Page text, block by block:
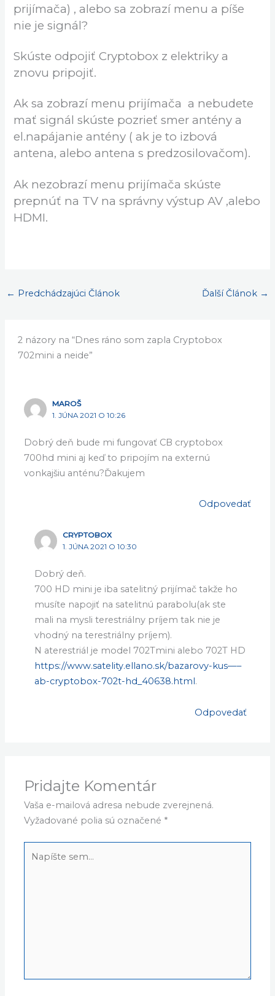
prijímača) , alebo sa zobrazí menu a píše
nie je signál?
Skúste odpojiť Cryptobox z elektriky a
znovu pripojiť.
Ak sa zobrazí menu prijímača a nebudete
mať signál skúste pozrieť smer antény a
el.napájanie antény ( ak je to izbová
antena, alebo antena s predzosilovačom).
Ak nezobrazí menu prijímača skúste
prepnúť na TV na správny výstup AV ,alebo
HDMI.
← Predchádzajúci Článok Ďalší Článok →
2 názory na “Dnes ráno som zapla Cryptobox
702mini a neide”
MAROŠ
1. JÚNA 2021 O 10:26
Dobrý deň bude mi fungovať CB cryptobox
700hd mini aj keď to pripojím na externú
vonkajšiu anténu?Ďakujem
Odpovedať
CRYPTOBOX
1. JÚNA 2021 O 10:30
Dobrý deň.
700 HD mini je iba satelitný prijímač takže ho
musíte napojiť na satelitnú parabolu(ak ste
mali na mysli terestriálny príjem tak nie je
vhodný na terestriálny príjem).
N aterestriál je model 702Tmini alebo 702T HD
https://www.satelity.ellano.sk/bazarovy-kus—–
ab-cryptobox-702t-hd_40638.html.
Odpovedať
Pridajte Komentár
Vaša e-mailová adresa nebude zverejnená.
Vyžadované polia sú označené *
sem...